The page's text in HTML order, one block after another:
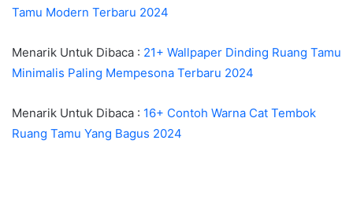
Tamu Modern Terbaru 2024
Menarik Untuk Dibaca : 21+ Wallpaper Dinding Ruang Tamu
Minimalis Paling Mempesona Terbaru 2024
Menarik Untuk Dibaca : 16+ Contoh Warna Cat Tembok
Ruang Tamu Yang Bagus 2024